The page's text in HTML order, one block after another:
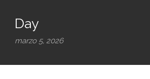
Day
marzo 5, 2026